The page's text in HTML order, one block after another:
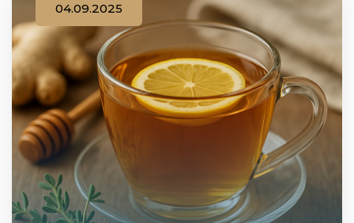
04.09.2025